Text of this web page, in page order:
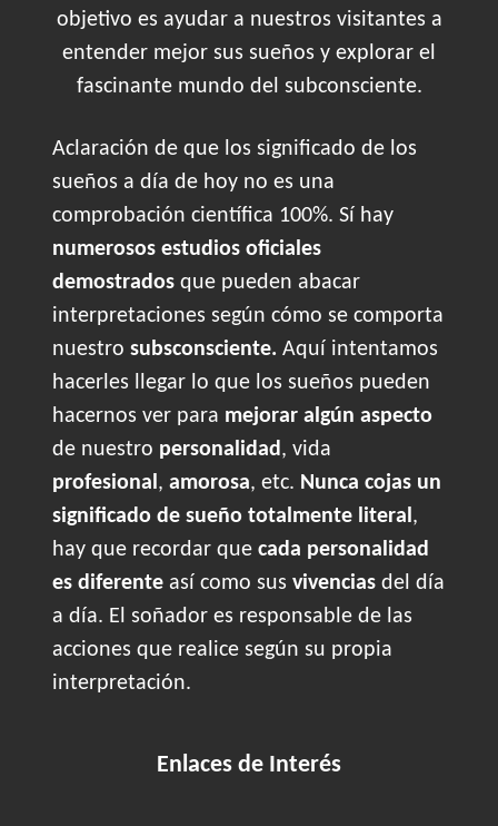
objetivo es ayudar a nuestros visitantes a
entender mejor sus sueños y explorar el
fascinante mundo del subconsciente.
Aclaración de que los significado de los
sueños a día de hoy no es una
comprobación científica 100%. Sí hay
numerosos estudios oficiales
demostrados que pueden abacar
interpretaciones según cómo se comporta
nuestro subsconsciente. Aquí intentamos
hacerles llegar lo que los sueños pueden
hacernos ver para mejorar algún aspecto
de nuestro personalidad, vida
profesional, amorosa, etc. Nunca cojas un
significado de sueño totalmente literal,
hay que recordar que cada personalidad
es diferente así como sus vivencias del día
a día. El soñador es responsable de las
acciones que realice según su propia
interpretación.
Enlaces de Interés